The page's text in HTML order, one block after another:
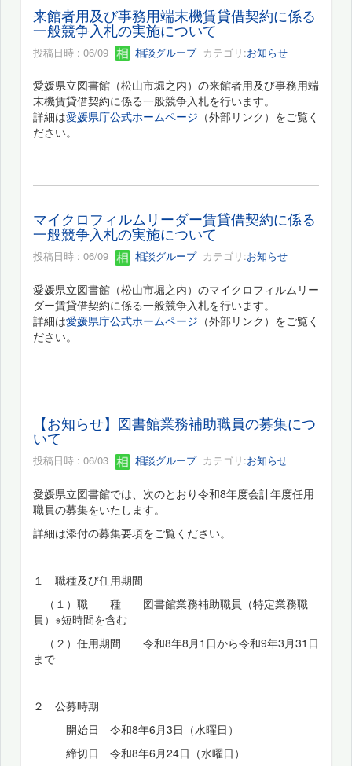
来館者用及び事務用端末機賃貸借契約に係る
一般競争入札の実施について
投稿日時 : 06/09 相談グループカテゴリ:お知らせ
愛媛県立図書館（松山市堀之内）の来館者用及び事務用端
末機賃貸借契約に係る一般競争入札を行います。
詳細は愛媛県庁公式ホームページ （外部リンク）をご覧く
ださい。
マイクロフィルムリーダー賃貸借契約に係る
一般競争入札の実施について
投稿日時 : 06/09 相談グループカテゴリ:お知らせ
愛媛県立図書館（松山市堀之内）のマイクロフィルムリー
ダー賃貸借契約に係る一般競争入札を行います。
詳細は愛媛県庁公式ホームページ （外部リンク）をご覧く
ださい。
【お知らせ】図書館業務補助職員の募集につ
いて
投稿日時 : 06/03 相談グループカテゴリ:お知らせ
愛媛県立図書館では、次のとおり令和8年度会計年度任用
職員の募集をいたします。
詳細は添付の募集要項をご覧ください。
１ 職種及び任用期間
（１）職 種 図書館業務補助職員（特定業務職
員）※短時間を含む
（２）任用期間 令和8年8月1日から令和9年3月31日
まで
２ 公募時期
開始日 令和8年6月3日（水曜日）
締切日 令和8年6月24日（水曜日）